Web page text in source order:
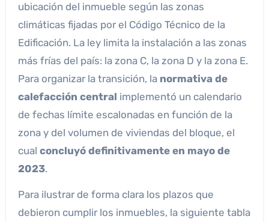
ubicación del inmueble según las zonas
climáticas fijadas por el Código Técnico de la
Edificación. La ley limita la instalación a las zonas
más frías del país: la zona C, la zona D y la zona E.
Para organizar la transición, la normativa de
calefacción central implementó un calendario
de fechas límite escalonadas en función de la
zona y del volumen de viviendas del bloque, el
cual concluyó definitivamente en mayo de
2023.
Para ilustrar de forma clara los plazos que
debieron cumplir los inmuebles, la siguiente tabla